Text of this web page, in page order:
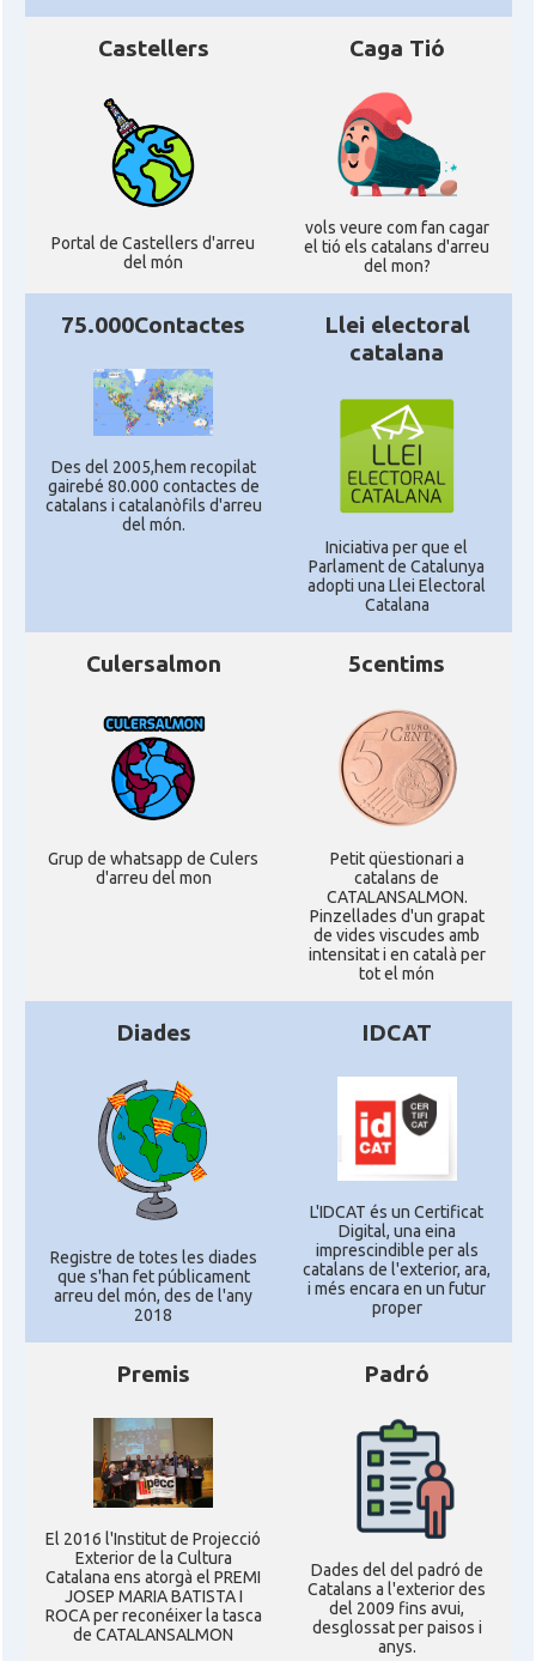
Castellers
Portal de Castellers d'arreu
del món
Caga Tió
vols veure com fan cagar
el tió els catalans d'arreu
del mon?
75.000Contactes
Des del 2005,hem recopilat
gairebé 80.000 contactes de
catalans i catalanòfils d'arreu
del món.
Llei electoral
catalana
Iniciativa per que el
Parlament de Catalunya
adopti una Llei Electoral
Catalana
Culersalmon
Grup de whatsapp de Culers
d'arreu del mon
5centims
Petit qüestionari a
catalans de
CATALANSALMON.
Pinzellades d'un grapat
de vides viscudes amb
intensitat i en català per
tot el món
Diades
Registre de totes les diades
que s'han fet públicament
arreu del món, des de l'any
2018
IDCAT
L'IDCAT és un Certificat
Digital, una eina
imprescindible per als
catalans de l'exterior, ara,
i més encara en un futur
proper
Premis
El 2016 l'Institut de Projecció
Exterior de la Cultura
Catalana ens atorgà el PREMI
JOSEP MARIA BATISTA I
ROCA per reconéixer la tasca
de CATALANSALMON
Padró
Dades del del padró de
Catalans a l'exterior des
del 2009 fins avui,
desglossat per paisos i
anys.